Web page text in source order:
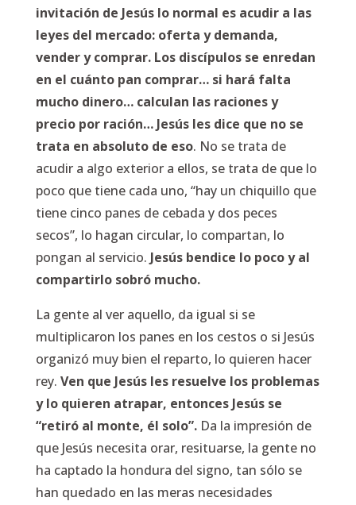
invitación de Jesús lo normal es acudir a las
leyes del mercado: oferta y demanda,
vender y comprar. Los discípulos se enredan
en el cuánto pan comprar… si hará falta
mucho dinero… calculan las raciones y
precio por ración… Jesús les dice que no se
trata en absoluto de eso. No se trata de
acudir a algo exterior a ellos, se trata de que lo
poco que tiene cada uno, “hay un chiquillo que
tiene cinco panes de cebada y dos peces
secos”, lo hagan circular, lo compartan, lo
pongan al servicio. Jesús bendice lo poco y al
compartirlo sobró mucho.
La gente al ver aquello, da igual si se
multiplicaron los panes en los cestos o si Jesús
organizó muy bien el reparto, lo quieren hacer
rey. Ven que Jesús les resuelve los problemas
y lo quieren atrapar, entonces Jesús se
“retiró al monte, él solo”.Da la impresión de
que Jesús necesita orar, resituarse, la gente no
ha captado la hondura del signo, tan sólo se
han quedado en las meras necesidades